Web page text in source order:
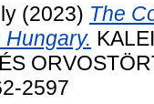
(2023) The
2597